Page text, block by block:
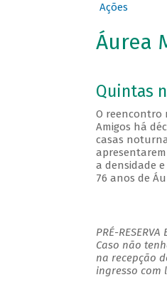
Ações
Áurea
Quintas
O reencontro
Amigos há
casas
a densidade
76 anos de
PRÉ-RESERVA
Caso não
na recepção
ingresso com